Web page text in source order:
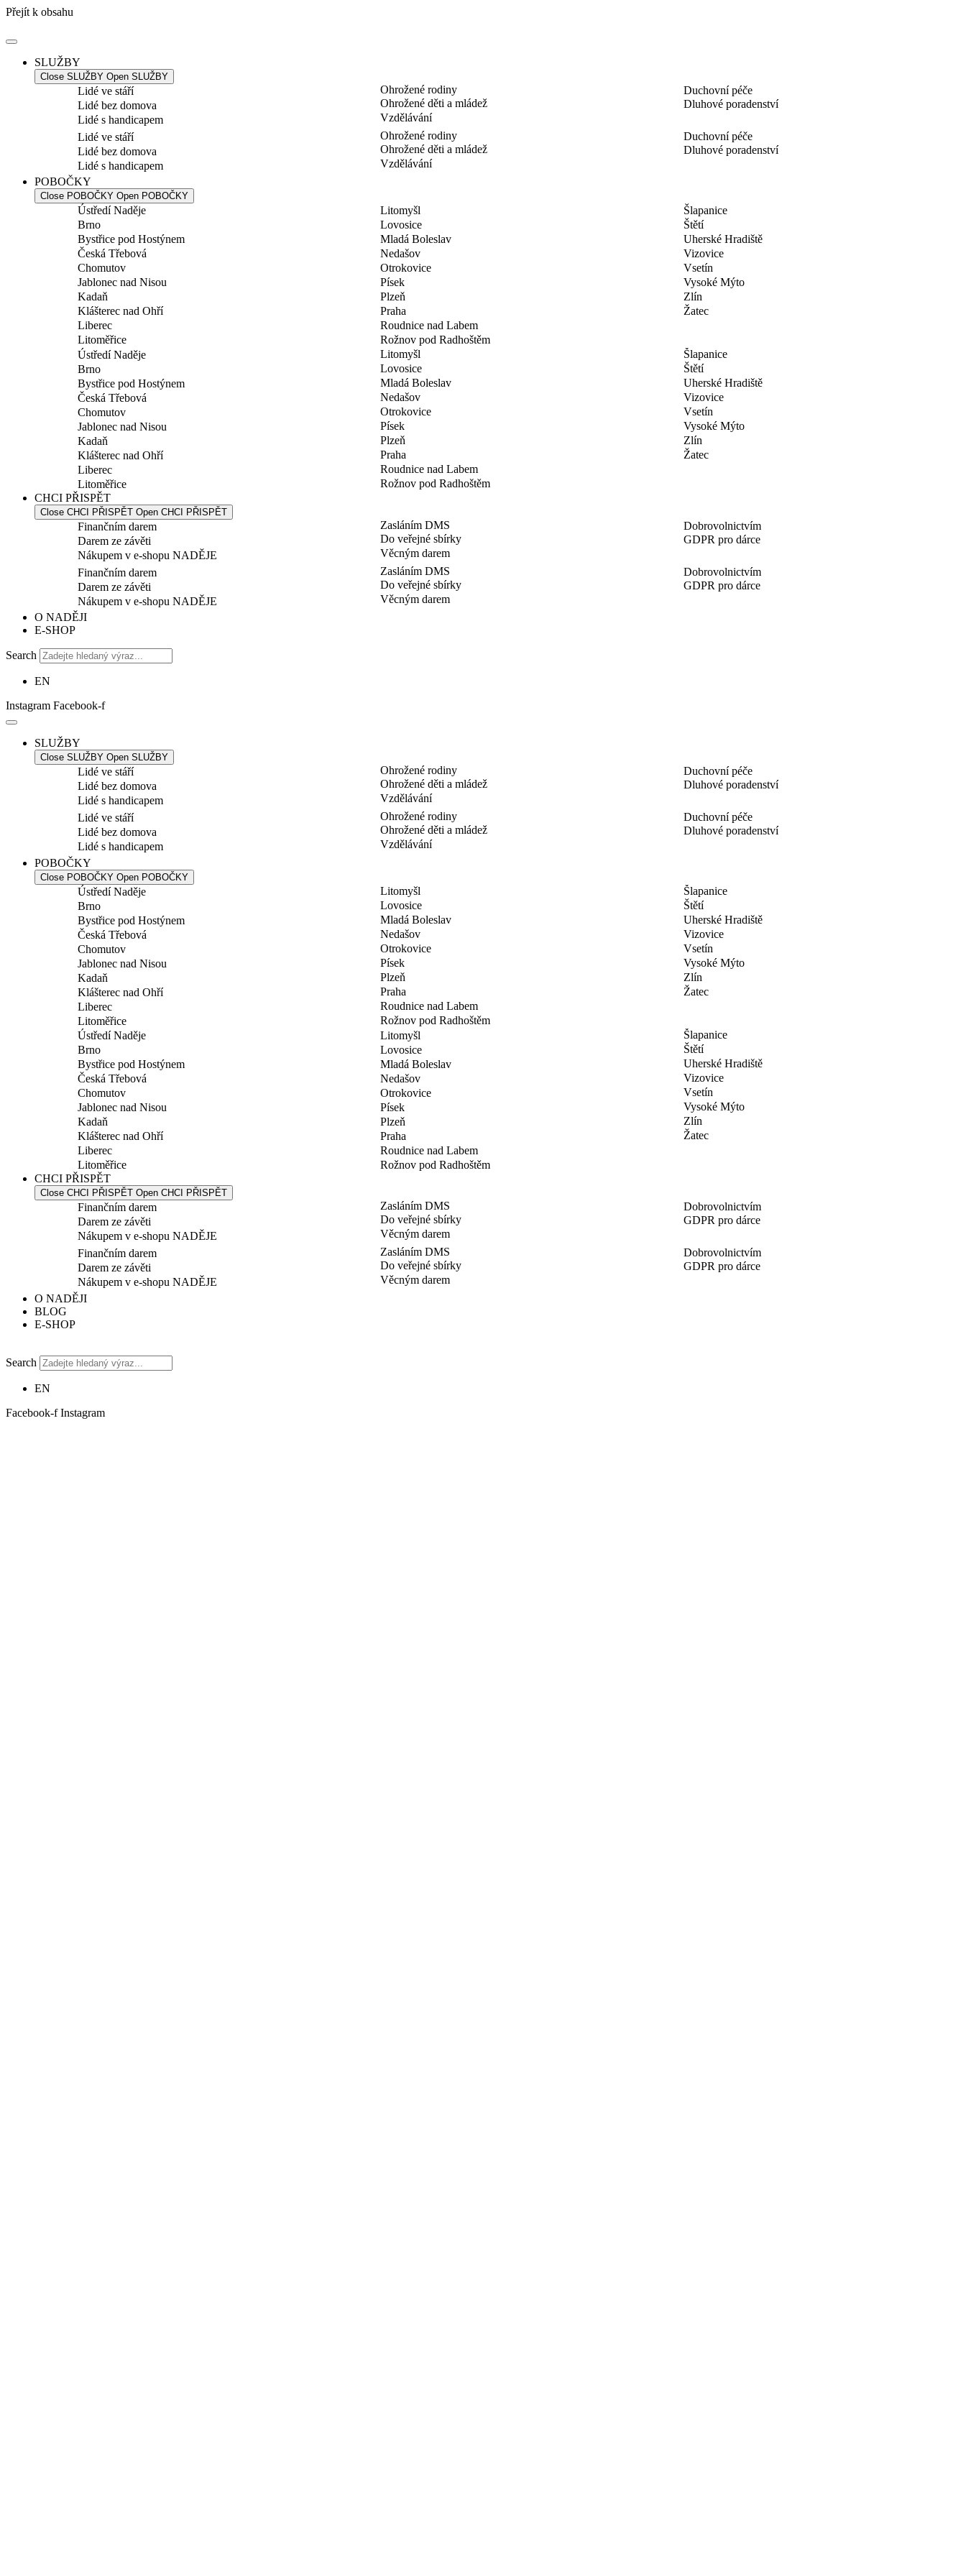
Přejít k obsahu
SLUŽBY
Close SLUŽBY Open SLUŽBY
Lidé ve stáří
Lidé bez domova
Lidé s handicapem
Ohrožené rodiny
Ohrožené děti a mládež
Vzdělávání
Duchovní péče
Dluhové poradenství
Lidé ve stáří
Lidé bez domova
Lidé s handicapem
Ohrožené rodiny
Ohrožené děti a mládež
Vzdělávání
Duchovní péče
Dluhové poradenství
POBOČKY
Close POBOČKY Open POBOČKY
Ústředí Naděje
Brno
Bystřice pod Hostýnem
Česká Třebová
Chomutov
Jablonec nad Nisou
Kadaň
Klášterec nad Ohří
Liberec
Litoměřice
Litomyšl
Lovosice
Mladá Boleslav
Nedašov
Otrokovice
Písek
Plzeň
Praha
Roudnice nad Labem
Rožnov pod Radhoštěm
Šlapanice
Štětí
Uherské Hradiště
Vizovice
Vsetín
Vysoké Mýto
Zlín
Žatec
Ústředí Naděje
Brno
Bystřice pod Hostýnem
Česká Třebová
Chomutov
Jablonec nad Nisou
Kadaň
Klášterec nad Ohří
Liberec
Litoměřice
Litomyšl
Lovosice
Mladá Boleslav
Nedašov
Otrokovice
Písek
Plzeň
Praha
Roudnice nad Labem
Rožnov pod Radhoštěm
Šlapanice
Štětí
Uherské Hradiště
Vizovice
Vsetín
Vysoké Mýto
Zlín
Žatec
CHCI PŘISPĚT
Close CHCI PŘISPĚT Open CHCI PŘISPĚT
Finančním darem
Darem ze závěti
Nákupem v e-shopu NADĚJE
Zasláním DMS
Do veřejné sbírky
Věcným darem
Dobrovolnictvím
GDPR pro dárce
Finančním darem
Darem ze závěti
Nákupem v e-shopu NADĚJE
Zasláním DMS
Do veřejné sbírky
Věcným darem
Dobrovolnictvím
GDPR pro dárce
O NADĚJI
E-SHOP
Search
EN
Instagram Facebook-f
SLUŽBY
Close SLUŽBY Open SLUŽBY
Lidé ve stáří
Lidé bez domova
Lidé s handicapem
Ohrožené rodiny
Ohrožené děti a mládež
Vzdělávání
Duchovní péče
Dluhové poradenství
Lidé ve stáří
Lidé bez domova
Lidé s handicapem
Ohrožené rodiny
Ohrožené děti a mládež
Vzdělávání
Duchovní péče
Dluhové poradenství
POBOČKY
Close POBOČKY Open POBOČKY
Ústředí Naděje
Brno
Bystřice pod Hostýnem
Česká Třebová
Chomutov
Jablonec nad Nisou
Kadaň
Klášterec nad Ohří
Liberec
Litoměřice
Litomyšl
Lovosice
Mladá Boleslav
Nedašov
Otrokovice
Písek
Plzeň
Praha
Roudnice nad Labem
Rožnov pod Radhoštěm
Šlapanice
Štětí
Uherské Hradiště
Vizovice
Vsetín
Vysoké Mýto
Zlín
Žatec
Ústředí Naděje
Brno
Bystřice pod Hostýnem
Česká Třebová
Chomutov
Jablonec nad Nisou
Kadaň
Klášterec nad Ohří
Liberec
Litoměřice
Litomyšl
Lovosice
Mladá Boleslav
Nedašov
Otrokovice
Písek
Plzeň
Praha
Roudnice nad Labem
Rožnov pod Radhoštěm
Šlapanice
Štětí
Uherské Hradiště
Vizovice
Vsetín
Vysoké Mýto
Zlín
Žatec
CHCI PŘISPĚT
Close CHCI PŘISPĚT Open CHCI PŘISPĚT
Finančním darem
Darem ze závěti
Nákupem v e-shopu NADĚJE
Zasláním DMS
Do veřejné sbírky
Věcným darem
Dobrovolnictvím
GDPR pro dárce
Finančním darem
Darem ze závěti
Nákupem v e-shopu NADĚJE
Zasláním DMS
Do veřejné sbírky
Věcným darem
Dobrovolnictvím
GDPR pro dárce
O NADĚJI
BLOG
E-SHOP
Search
EN
Facebook-f Instagram